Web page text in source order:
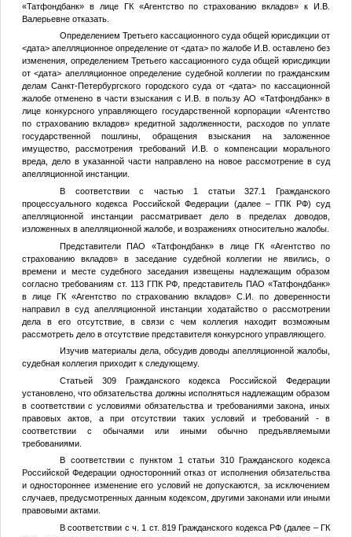
«Татфондбанк» в лице ГК «Агентство по страхованию вкладов» кИ.В.
Валерьевне отказать.
Определением Третьего кассационного суда общей юрисдикции от
<дата>апелляционное определение от <дата> по жалобе И.В. оставлено без
изменения, определением Третьего кассационного суда общей юрисдикции
от<дата> апелляционное определение судебной коллегии по гражданским
делам Санкт-Петербургского городского суда от<дата> по кассационной
жалобе отменено в части взыскания с И.В. в пользу АО «Татфондбанк» в
лице конкурсного управляющего государственной корпорации «Агентство
по страхованию вкладов» кредитной задолженности, расходов по уплате
государственной пошлины, обращения взыскания на заложенное
имущество, рассмотрения требований
И.В. о компенсации морального
вреда, дело в указанной части направлено на новое рассмотрение в суд
апелляционной инстанции.
В соответствии с частью 1 статьи 327.1 Гражданского
процессуального кодекса Российской Федерации (далее – ГПК РФ) суд
апелляционной инстанции рассматривает дело в пределах доводов,
изложенных в апелляционной жалобе, и возражениях относительно жалобы.
Представители ПАО «Татфондбанк» в лице ГК «Агентство по
страхованию вкладов» в заседание судебной коллегии не явились, о
времени и месте судебного заседания извещены надлежащим образом
согласно требованиям ст. 113 ГПК РФ, представитель ПАО «Татфондбанк»
в лице ГК «Агентство по страхованию вкладов»С.И.
по доверенности
направил в суд апелляционной инстанции ходатайство о рассмотрении
дела в его отсутствие, в связи с чем коллегия находит возможным
рассмотреть дело в отсутствие представителя конкурсного управляющего.
Изучив материалы дела, обсудив доводы апелляционной жалобы,
судебная коллегия приходит к следующему.
Статьей 309 Гражданского кодекса Российской Федерации
установлено, что обязательства должны исполняться надлежащим образом
в соответствии с условиями обязательства и требованиями закона, иных
правовых актов, а при отсутствии таких условий и требований - в
соответствии с обычаями или иными обычно предъявляемыми
требованиями.
В соответствии с пунктом 1 статьи 310 Гражданского кодекса
Российской Федерации односторонний отказ от исполнения обязательства
и одностороннее изменение его условий не допускаются, за исключением
случаев, предусмотренных данным кодексом, другими законами или иными
правовыми актами.
В соответствии с ч. 1 ст. 819 Гражданского кодекса РФ (далее – ГК